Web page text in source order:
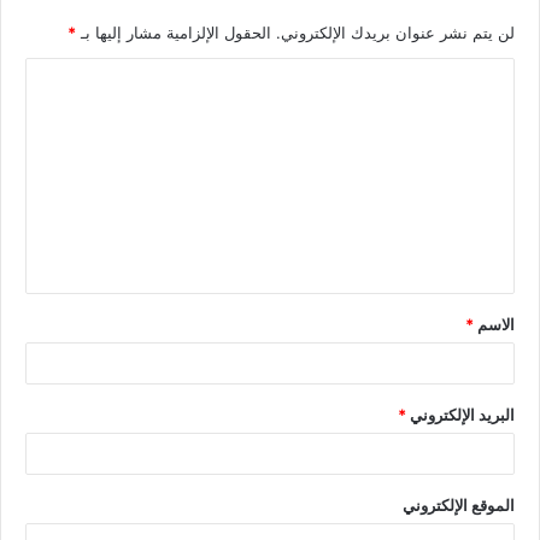
لن يتم نشر عنوان بريدك الإلكتروني. الحقول الإلزامية مشار إليها بـ *
الاسم *
البريد الإلكتروني*
الموقع الإلكتروني